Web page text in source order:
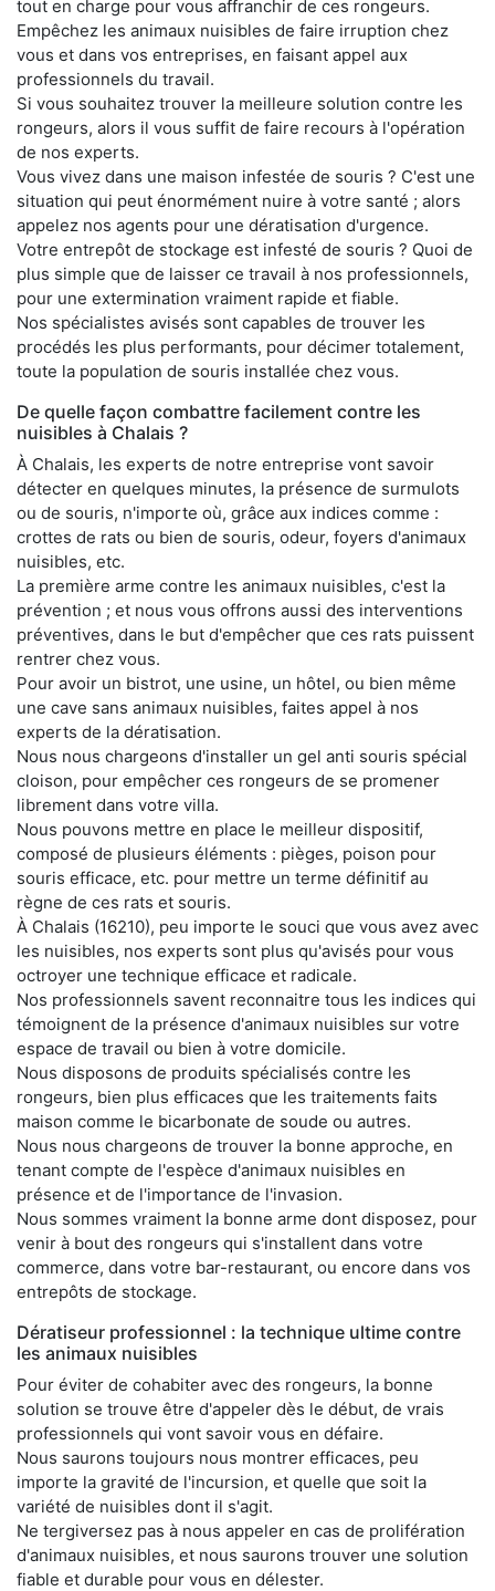
tout en charge pour vous affranchir de ces rongeurs.
Empêchez les animaux nuisibles de faire irruption chez
vous et dans vos entreprises, en faisant appel aux
professionnels du travail.
Si vous souhaitez trouver la meilleure solution contre les
rongeurs, alors il vous suffit de faire recours à l'opération
de nos experts.
Vous vivez dans une maison infestée de souris ? C'est une
situation qui peut énormément nuire à votre santé ; alors
appelez nos agents pour une dératisation d'urgence.
Votre entrepôt de stockage est infesté de souris ? Quoi de
plus simple que de laisser ce travail à nos professionnels,
pour une extermination vraiment rapide et fiable.
Nos spécialistes avisés sont capables de trouver les
procédés les plus performants, pour décimer totalement,
toute la population de souris installée chez vous.
De quelle façon combattre facilement contre les
nuisibles à Chalais ?
À Chalais, les experts de notre entreprise vont savoir
détecter en quelques minutes, la présence de surmulots
ou de souris, n'importe où, grâce aux indices comme :
crottes de rats ou bien de souris, odeur, foyers d'animaux
nuisibles, etc.
La première arme contre les animaux nuisibles, c'est la
prévention ; et nous vous offrons aussi des interventions
préventives, dans le but d'empêcher que ces rats puissent
rentrer chez vous.
Pour avoir un bistrot, une usine, un hôtel, ou bien même
une cave sans animaux nuisibles, faites appel à nos
experts de la dératisation.
Nous nous chargeons d'installer un gel anti souris spécial
cloison, pour empêcher ces rongeurs de se promener
librement dans votre villa.
Nous pouvons mettre en place le meilleur dispositif,
composé de plusieurs éléments : pièges, poison pour
souris efficace, etc. pour mettre un terme définitif au
règne de ces rats et souris.
À Chalais (16210), peu importe le souci que vous avez avec
les nuisibles, nos experts sont plus qu'avisés pour vous
octroyer une technique efficace et radicale.
Nos professionnels savent reconnaitre tous les indices qui
témoignent de la présence d'animaux nuisibles sur votre
espace de travail ou bien à votre domicile.
Nous disposons de produits spécialisés contre les
rongeurs, bien plus efficaces que les traitements faits
maison comme le bicarbonate de soude ou autres.
Nous nous chargeons de trouver la bonne approche, en
tenant compte de l'espèce d'animaux nuisibles en
présence et de l'importance de l'invasion.
Nous sommes vraiment la bonne arme dont disposez, pour
venir à bout des rongeurs qui s'installent dans votre
commerce, dans votre bar-restaurant, ou encore dans vos
entrepôts de stockage.
Dératiseur professionnel : la technique ultime contre
les animaux nuisibles
Pour éviter de cohabiter avec des rongeurs, la bonne
solution se trouve être d'appeler dès le début, de vrais
professionnels qui vont savoir vous en défaire.
Nous saurons toujours nous montrer efficaces, peu
importe la gravité de l'incursion, et quelle que soit la
variété de nuisibles dont il s'agit.
Ne tergiversez pas à nous appeler en cas de prolifération
d'animaux nuisibles, et nous saurons trouver une solution
fiable et durable pour vous en délester.